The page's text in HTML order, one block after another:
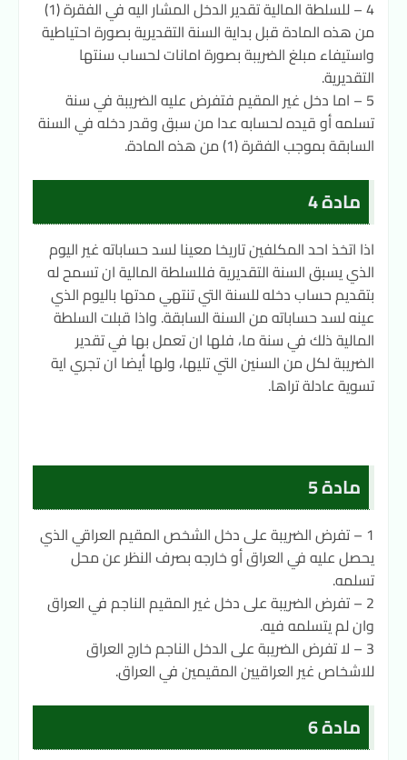
4 – للسلطة المالية تقدير الدخل المشار اليه في الفقرة (1)
من هذه المادة قبل بداية السنة التقديرية بصورة احتياطية
واستيفاء مبلغ الضريبة بصورة امانات لحساب سنتها
التقديرية.
5 – اما دخل غير المقيم فتفرض عليه الضريبة في سنة
تسلمه أو قيده لحسابه عدا من سبق وقدر دخله في السنة
السابقة بموجب الفقرة (1) من هذه المادة.
مادة 4
اذا اتخذ احد المكلفين تاريخا معينا لسد حساباته غير اليوم
الذي يسبق السنة التقديرية فللسلطة المالية ان تسمح له
بتقديم حساب دخله للسنة التي تنتهي مدتها باليوم الذي
عينه لسد حساباته من السنة السابقة. واذا قبلت السلطة
المالية ذلك في سنة ما، فلها ان تعمل بها في تقدير
الضريبة لكل من السنين التي تليها، ولها أيضا ان تجري اية
تسوية عادلة تراها.
مادة 5
1 – تفرض الضريبة على دخل الشخص المقيم العراقي الذي
يحصل عليه في العراق أو خارجه بصرف النظر عن محل
تسلمه.
2 – تفرض الضريبة على دخل غير المقيم الناجم في العراق
وان لم يتسلمه فيه.
3 – لا تفرض الضريبة على الدخل الناجم خارج العراق
للاشخاص غير العراقيين المقيمين في العراق.
مادة 6